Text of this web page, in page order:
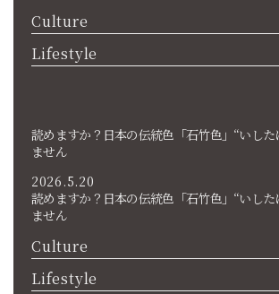
Culture
Lifestyle
読めますか？日本の伝統色「石竹色」“いし
ません
2026.5.20
読めますか？日本の伝統色「石竹色」“いし
ません
Culture
Lifestyle